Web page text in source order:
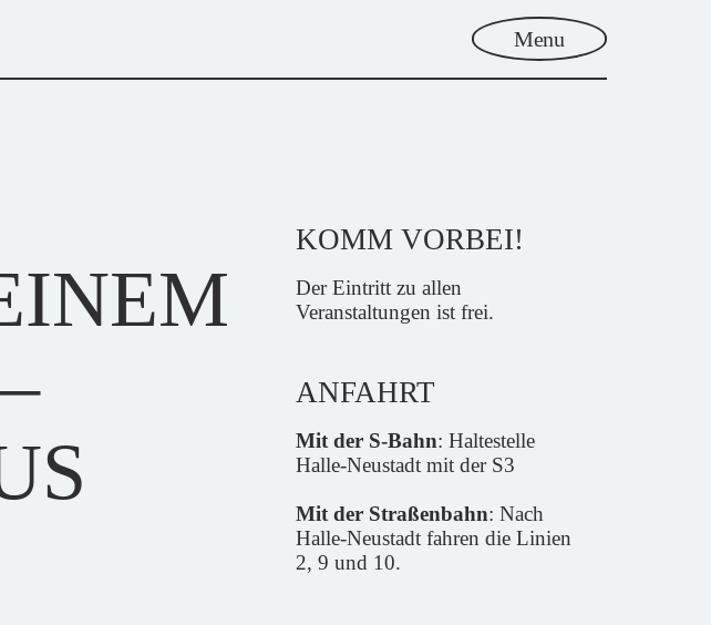
Menu
KOMM VORBEI!
Der Eintritt zu allen
Veranstaltungen ist frei.
ANFAHRT
Mit der S-Bahn: Haltestelle
Halle-Neustadt mit der S3
Mit der Straßenbahn: Nach
Halle-Neustadt fahren die Linien
2, 9 und 10.